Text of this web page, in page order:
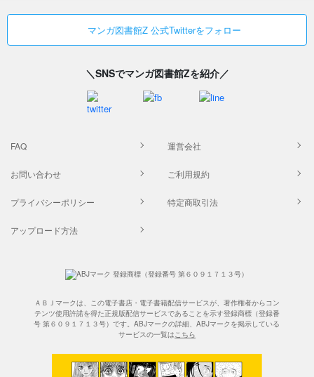
マンガ図書館Z 公式Twitterをフォロー
＼SNSでマンガ図書館Zを紹介／
FAQ 運営会社
お問い合わせ ご利用規約
プライバシーポリシー 特定商取引法
アップロード方法
ＡＢＪマークは、この電子書店・電子書籍配信サービスが、著作権者からコン
テンツ使用許諾を得た正規版配信サービスであることを示す登録商標（登録番
号 第６０９１７１３号）です。ABJマークの詳細、ABJマークを掲示している
サービスの一覧はこちら